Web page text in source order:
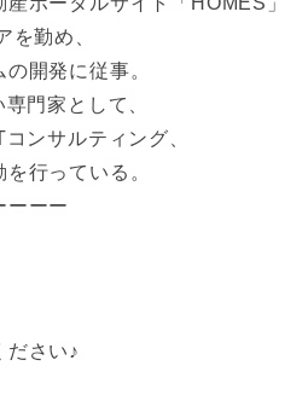
を勤め、
開発に従事。
門家として、
ンサルティング、
行っている。
ーーー
ださい♪